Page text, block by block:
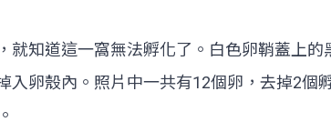
知道這一窩無法孵化了。白色卵鞘蓋上的
卵殼內。照片中一共有12個卵，去掉2個